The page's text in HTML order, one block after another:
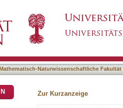
Naturwissenschaftliche Fakultät
Zur Kurzanzeige